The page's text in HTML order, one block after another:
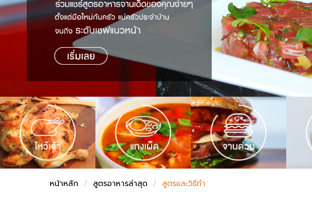
เปรียบเทียบหน่วยการตวง
เปรียบเทียบอุณหภูมิ
เปรียบเทียบน้ำหนักวัตถุดิบ
ชั่งตวงเนย
สร้าง Cookbook
หน้าหลัก สูตรอาหารล่าสุด สูตรและวิธีทำ